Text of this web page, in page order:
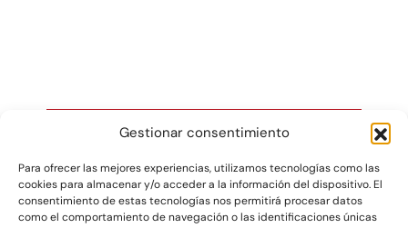
Gestionar consentimiento
Para ofrecer las mejores experiencias, utilizamos tecnologías como las
cookies para almacenar y/o acceder a la información del dispositivo. El
consentimiento de estas tecnologías nos permitirá procesar datos
como el comportamiento de navegación o las identificaciones únicas
Gráficas Salaet S.A. 2026 ©